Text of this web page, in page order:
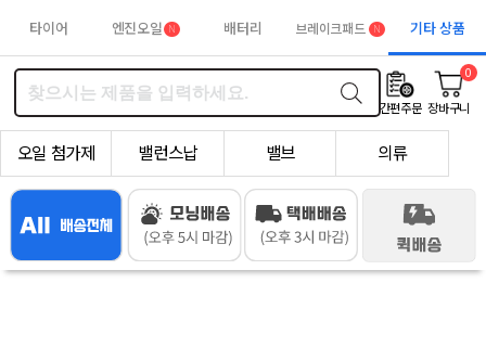
타이어 엔진오일 N 배터리 브레이크패드 N 기타 상품
간편주문
0
장바구니
오일 첨가제 밸런스납 밸브 의류